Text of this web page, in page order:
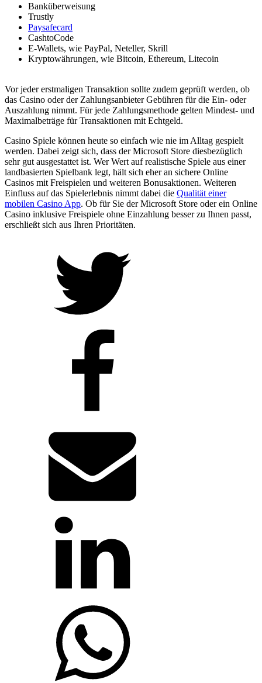
Banküberweisung
Trustly
Paysafecard
CashtoCode
E-Wallets, wie PayPal, Neteller, Skrill
Kryptowährungen, wie Bitcoin, Ethereum, Litecoin
Vor jeder erstmaligen Transaktion sollte zudem geprüft werden, ob
das Casino oder der Zahlungsanbieter Gebühren für die Ein- oder
Auszahlung nimmt. Für jede Zahlungsmethode gelten Mindest- und
Maximalbeträge für Transaktionen mit Echtgeld.
Casino Spiele können heute so einfach wie nie im Alltag gespielt
werden. Dabei zeigt sich, dass der Microsoft Store diesbezüglich
sehr gut ausgestattet ist. Wer Wert auf realistische Spiele aus einer
landbasierten Spielbank legt, hält sich eher an sichere Online
Casinos mit Freispielen und weiteren Bonusaktionen. Weiteren
Einfluss auf das Spielerlebnis nimmt dabei die Qualität einer
mobilen Casino App. Ob für Sie der Microsoft Store oder ein Online
Casino inklusive Freispiele ohne Einzahlung besser zu Ihnen passt,
erschließt sich aus Ihren Prioritäten.